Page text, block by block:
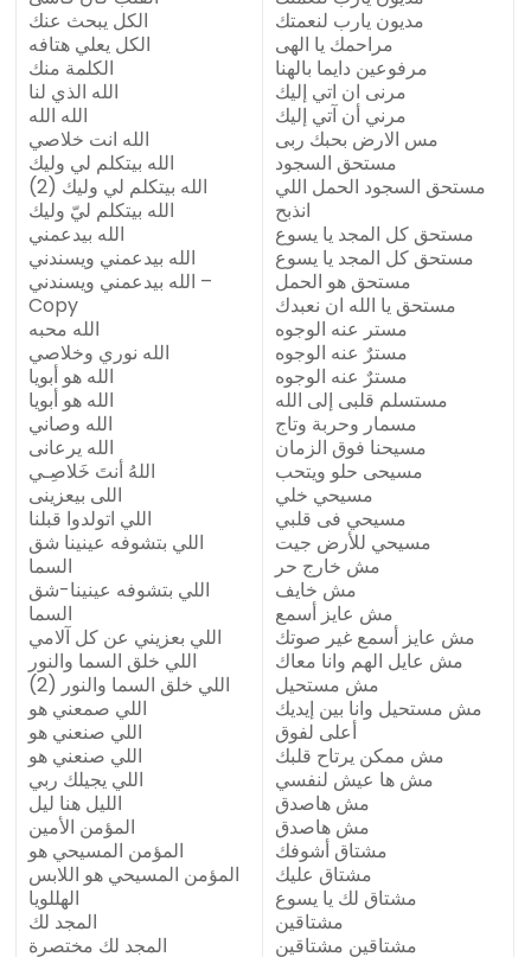
الكل يبحث عنك
الكل يعلي هتافه
الكلمة منك
الله الذي لنا
الله الله
الله انت خلاصي
الله بيتكلم لي وليك
الله بيتكلم لي وليك (2)
الله بيتكلم ليّ وليك
الله بيدعمني
الله بيدعمني ويسندني
الله بيدعمني ويسندني –
Copy
الله محبه
الله نوري وخلاصي
الله هو أبويا
الله هو أبويا
الله وصاني
الله يرعانى
اللهُ أنتَ خَلاصِـي
اللى بيعزينى
اللي اتولدوا قبلنا
اللي بتشوفه عينينا شق
السما
اللي بتشوفه عينينا-شق
السما
اللي بعزيني عن كل آلامي
اللي خلق السما والنور
اللي خلق السما والنور (2)
اللي صمعني هو
اللي صنعني هو
اللي صنعني هو
اللي يجيلك ربي
الليل هنا ليل
المؤمن الأمين
المؤمن المسيحي هو
المؤمن المسيحي هو اللابس
الهللويا
المجد لك
المجد لك مختصرة
مديون يارب لنعمتك
مراحمك يا الهى
مرفوعين دايما بالهنا
مرنى ان اتي إليك
مرني أن آتي إليك
مس الارض بحبك ربى
مستحق السجود
مستحق السجود الحمل اللي
انذبح
مستحق كل المجد يا يسوع
مستحق كل المجد يا يسوع
مستحق هو الحمل
مستحق يا الله ان نعبدك
مستر عنه الوجوه
مسترٌ عنه الوجوه
مسترٌ عنه الوجوه
مستسلم قلبى إلى الله
مسمار وحربة وتاج
مسيحنا فوق الزمان
مسيحى حلو ويتحب
مسيحي خلي
مسيحي فى قلبي
مسيحي للأرض جيت
مش خارج حر
مش خايف
مش عايز أسمع
مش عايز أسمع غير صوتك
مش عايل الهم وانا معاك
مش مستحيل
مش مستحيل وانا بين إيديك
أعلى لفوق
مش ممكن يرتاح قلبك
مش ها عيش لنفسي
مش هاصدق
مش هاصدق
مشتاق أشوفك
مشتاق عليك
مشتاق لك يا يسوع
مشتاقين
مشتاقين مشتاقين